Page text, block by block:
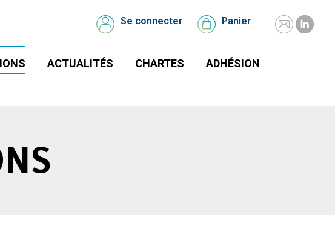
Se connecter Panier
ACTUALITÉS CHARTES ADHÉSION
ACTUALITÉS CHARTES
Panier